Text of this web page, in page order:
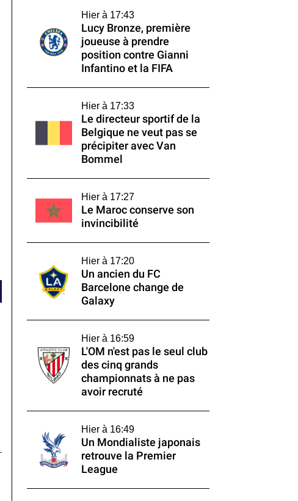
Hier à 17:43
Lucy Bronze, première
joueuse à prendre
position contre Gianni
Infantino et la FIFA
Hier à 17:33
Le directeur sportif de la
Belgique ne veut pas se
précipiter avec Van
Bommel
Hier à 17:27
Le Maroc conserve son
invincibilité
Hier à 17:20
Un ancien du FC
Barcelone change de
Galaxy
Hier à 16:59
L'OM n'est pas le seul club
des cinq grands
championnats à ne pas
avoir recruté
Hier à 16:49
Un Mondialiste japonais
retrouve la Premier
League